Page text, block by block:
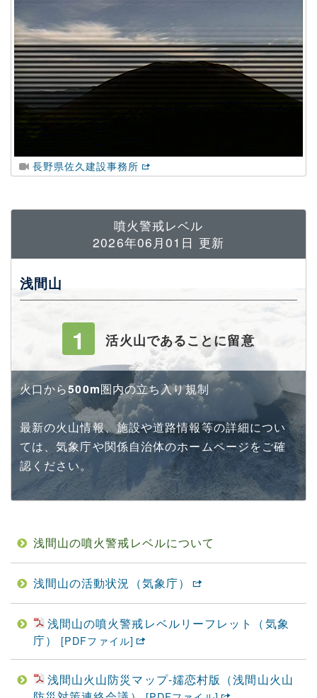
長野県佐久建設事務所
噴火警戒レベル
2026年06月01日 更新
浅間山
1 活火山であることに留意
火口から500m圏内の立ち入り規制
最新の火山情報、施設や道路情報等の詳細につい
ては、気象庁や関係自治体のホームページをご確
認ください。
浅間山の噴火警戒レベルについて
浅間山の活動状況（気象庁）
浅間山の噴火警戒レベルリーフレット（気象
庁）
浅間山火山防災マップ-嬬恋村版（浅間山火山